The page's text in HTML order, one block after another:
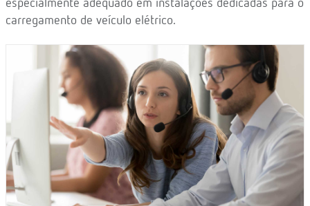
especialmente adequado em instalações dedicadas para o
carregamento de veículo elétrico.